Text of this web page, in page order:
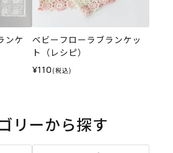
ンケ
ベビーフローラブランケッ
ト（レシピ）
¥110 (税込)
リーから探す